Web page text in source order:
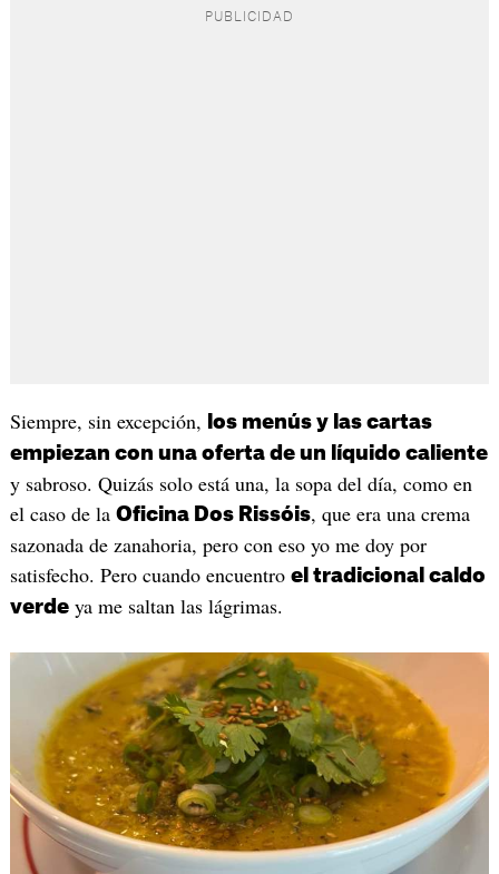
Siempre, sin excepción,
los menús y las cartas
empiezan con una oferta de un líquido caliente
y sabroso. Quizás solo está una, la sopa del día, como en
el caso de la Oficina Dos Rissóis, que era una crema
sazonada de zanahoria, pero con eso yo me doy por
satisfecho. Pero cuando encuentro el tradicional caldo
verdeya me saltan las lágrimas.